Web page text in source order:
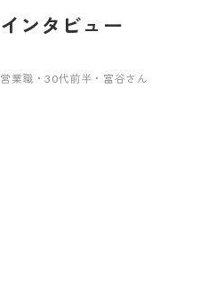
インタビュー
営業職・30代前半・富谷さん